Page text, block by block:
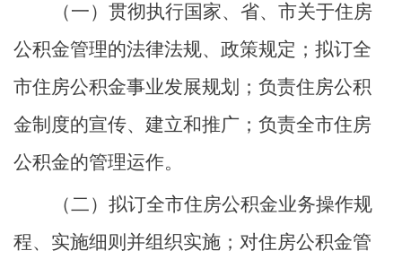
（一） 贯彻执行国家、省、市关于住房
公积金管理的法律法规、政策规定；拟订全
市住房公积金事业发展规划；负责住房公积
金制度的宣传、建立和推广；负责全市住房
公积金的管理运作。
（二） 拟订全市住房公积金业务操作规
程、实施细则并组织实施；对住房公积金管